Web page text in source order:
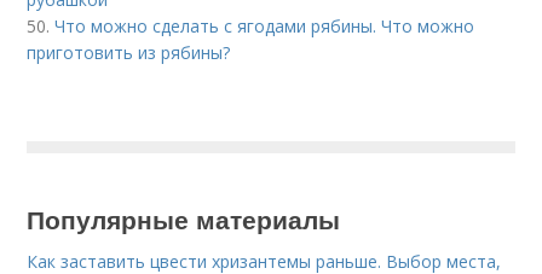
50.Что можно сделать с ягодами рябины. Что можно
приготовить из рябины?
Популярные материалы
Как заставить цвести хризантемы раньше. Выбор места,